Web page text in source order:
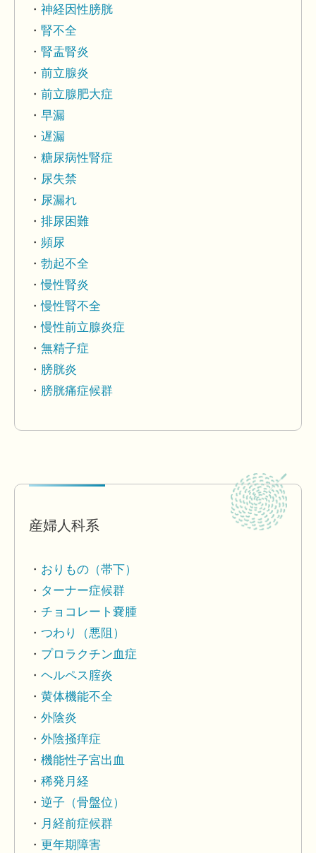
神経因性膀胱
腎不全
腎盂腎炎
前立腺炎
前立腺肥大症
早漏
遅漏
糖尿病性腎症
尿失禁
尿漏れ
排尿困難
頻尿
勃起不全
慢性腎炎
慢性腎不全
慢性前立腺炎症
無精子症
膀胱炎
膀胱痛症候群
産婦人科系
おりもの（帯下）
ターナー症候群
チョコレート嚢腫
つわり（悪阻）
プロラクチン血症
ヘルペス腟炎
黄体機能不全
外陰炎
外陰掻痒症
機能性子宮出血
稀発月経
逆子（骨盤位）
月経前症候群
更年期障害